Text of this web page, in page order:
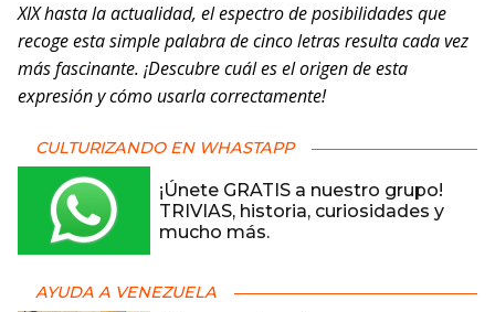
XIX hasta la actualidad, el espectro de posibilidades que
recoge esta simple palabra de cinco letras resulta cada vez
más fascinante. ¡Descubre cuál es el origen de esta
expresión y cómo usarla correctamente!
CULTURIZANDO EN WHASTAPP
¡Únete GRATIS a nuestro grupo!
TRIVIAS, historia, curiosidades y
mucho más.
AYUDA A VENEZUELA